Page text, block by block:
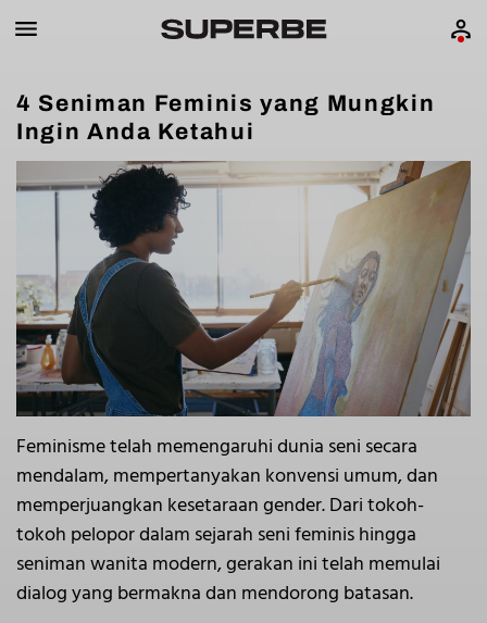
4 Seniman Feminis yang Mungkin
Ingin Anda Ketahui
Feminisme telah memengaruhi dunia seni secara
mendalam, mempertanyakan konvensi umum, dan
memperjuangkan kesetaraan gender. Dari tokoh-
tokoh pelopor dalam sejarah seni feminis hingga
seniman wanita modern, gerakan ini telah memulai
dialog yang bermakna dan mendorong batasan.